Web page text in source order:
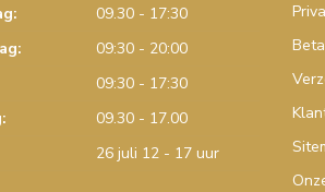
09.30 - 17:30
09:30 - 20:00
09:30 - 17:30
09.30 - 17.00
26 juli 12 - 17 uur